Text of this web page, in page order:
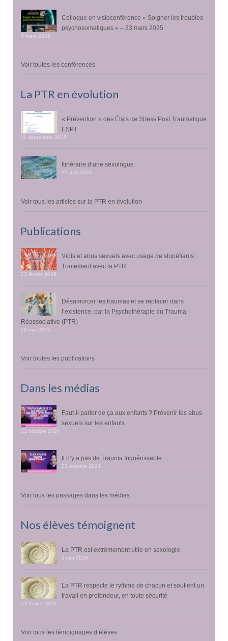
Colloque en visioconférence « Soigner les troubles
psychosomatiques » – 23 mars 2025
3 mars 2025
Voir toutes les conférences
La PTR en évolution
« Prévention » des États de Stress Post Traumatique
ESPT
11 septembre 2025
Itinéraire d’une sexologue
15 avril 2024
Voir tous les articles sur la PTR en évolution
Publications
Viols et abus sexuels avec usage de stupéfiants :
Traitement avec la PTR
23 février 2026
Désamorcer les traumas et se replacer dans
l’existence, par la Psychothérapie du Trauma
Réassociative (PTR)
20 mai 2025
Voir toutes les publications
Dans les médias
Faut-il parler de ça aux enfants ? Prévenir les abus
sexuels sur les enfants
31 octobre 2024
Il n’y a pas de Trauma Inguérissable
23 octobre 2024
Voir tous les passages dans les médias
Nos élèves témoignent
La PTR est extrêmement utile en sexologie
2 juin 2026
La PTR respecte le rythme de chacun et soutient un
travail en profondeur, en toute sécurité
13 février 2026
Voir tous les témoignages d’élèves